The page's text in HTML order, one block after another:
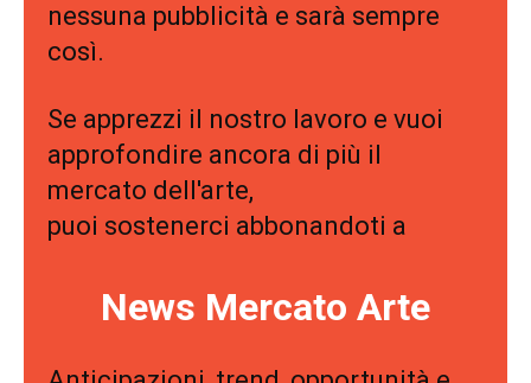
nessuna pubblicità e sarà sempre
così.
Se apprezzi il nostro lavoro e vuoi
approfondire ancora di più il
mercato dell'arte,
puoi sostenerci abbonandoti a
News Mercato Arte